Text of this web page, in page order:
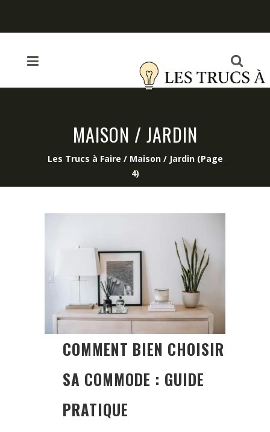
MAISON / JARDIN
Les Trucs à Faire / Maison / Jardin(Page
4)
COMMENT BIEN CHOISIR
SA COMMODE : GUIDE
PRATIQUE